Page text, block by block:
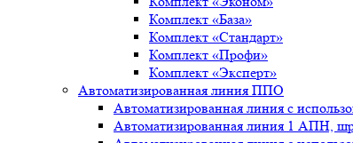
Комплект «База»
Комплект «Стандарт»
Комплект «Профи»
Комплект «Эксперт»
Автоматизированная линия ППО
Автоматизированная линия с
Автоматизированная линия 1 АПН,